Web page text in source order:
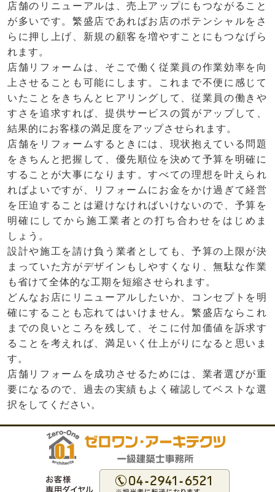
店舗のリニューアルは、売上アップにもつながること
が多いです。繁盛店であればお店のポテンシャルをさ
らに押し上げ、新規の顧客を増やすことにもつなげら
れます。
店舗リフォームは、そこで働く従業員の作業効率を向
上させることも可能にします。これまで不便に感じて
いたことをきちんとヒアリングして、従業員の働きや
すさを追求すれば、提供サービスの質がアップして、
結果的にお客様の満足度をアップさせられます。
店舗をリフォームするときには、現状抱えている問題
をきちんと把握して、優先順位を決めて予算を明確に
することが大事になります。すべての理想を叶えられ
ればよいですが、リフォームにお金をかけ過ぎて経営
を圧迫することは避けなければいけないので、予算を
明確にしてから施工業者との打ち合わせをはじめま
しょう。
設計や施工を請け負う業者としても、予算の上限が決
まっていた方がデザインもしやすくなり、無駄な作業
も省けて全体的な工期を短縮させられます。
どんなお店にリニューアルしたいか、コンセプトを明
確にすることも忘れてはいけません。繁盛店ならこれ
までの良いところを残して、そこに付加価値を訴求す
ることを考えれば、満足いく仕上がりになると思いま
す。
店舗リフォームを成功させるためには、業者選びが重
要になるので、過去の実績もよく確認してベストな選
択をしてください。